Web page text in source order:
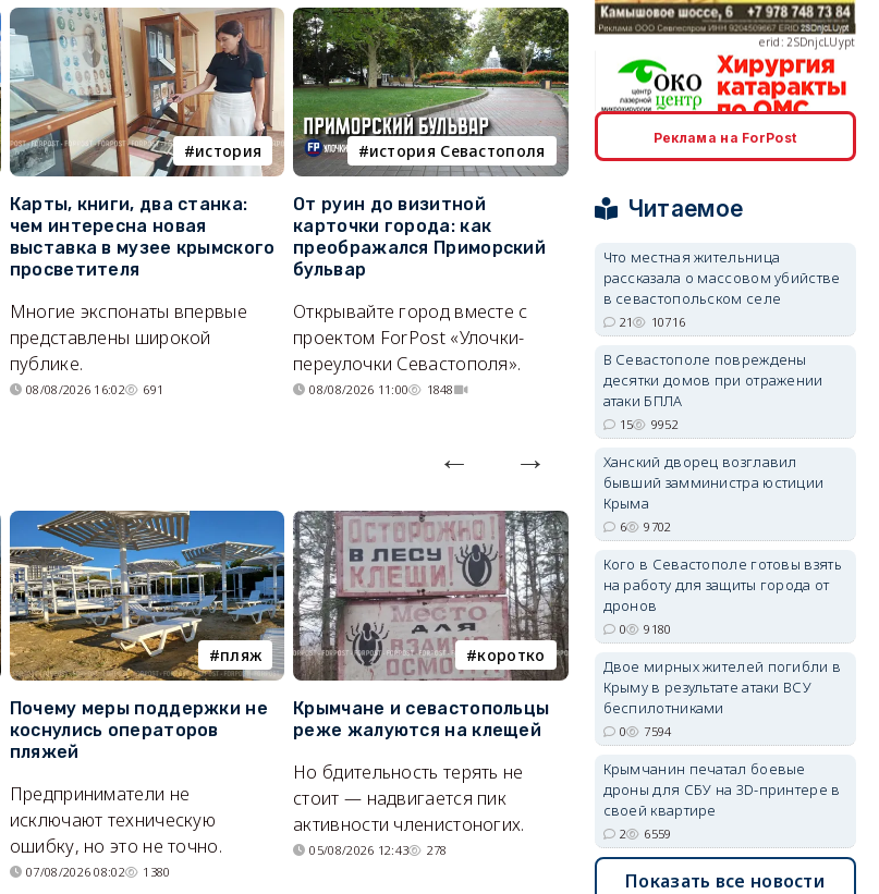
история
Карты, книги, два станка:
чем интересна новая
выставка в музее крымского
просветителя
Многие экспонаты впервые
представлены широкой
публике.
08/08/2026 16:02 691
история Севастополя
От руин до визитной
карточки города: как
преображался Приморский
бульвар
Открывайте город вместе с
проектом ForPost «Улочки-
переулочки Севастополя».
08/08/2026 11:00 1848
Севастополь стал лидером
ЮФО по падению
строительства, но с одним
позитивным нюансом
Кризис ударил по регионам
совершенно по-разному.
07/08/2026 20:02 4249
пляж
Почему меры поддержки не
коснулись операторов
пляжей
Предприниматели не
исключают техническую
ошибку, но это не точно.
07/08/2026 08:02 1380
коротко
Крымчане и севастопольцы
реже жалуются на клещей
Но бдительность терять не
стоит — надвигается пик
активности членистоногих.
05/08/2026 12:43 278
В Севастополе утвердили
проект застройки центра
Балаклавы
Там появится туристический
квартал с отелями и
парковками.
05/08/2026 08:01
erid: 2SDnjcrDNw6
erid: 2SDnjdPjgYS
erid: 2SDnjdvhGXG
Реклама на ForPost
Читаемое
Что местная жительница
рассказала о массовом убийстве
в севастопольском селе
21 10716
В Севастополе повреждены
десятки домов при отражении
атаки БПЛА
15 9952
Ханский дворец возглавил
бывший замминистра юстиции
Крыма
6 9702
Кого в Севастополе готовы взять
на работу для защиты города от
дронов
0 9180
Двое мирных жителей погибли в
Крыму в результате атаки ВСУ
беспилотниками
0 7594
Крымчанин печатал боевые
дроны для СБУ на 3D-принтере в
своей квартире
2 6559
Показать все новости